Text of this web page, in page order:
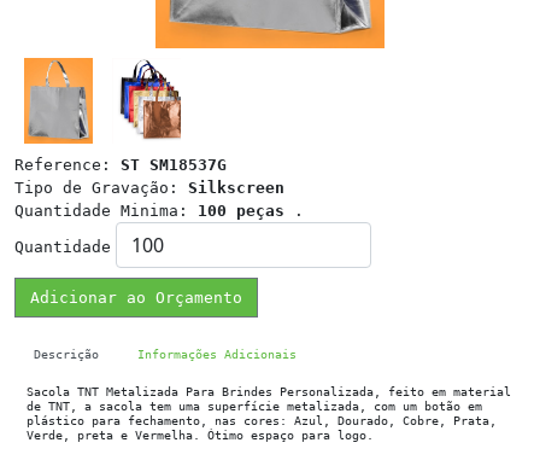
Reference: ST SM18537G
Tipo de Gravação: Silkscreen
Quantidade Minima: 100 peças .
Quantidade
Adicionar ao Orçamento
Descrição Informações Adicionais
Sacola TNT Metalizada Para Brindes Personalizada, feito em material
de TNT, a sacola tem uma superfície metalizada, com um botão em
plástico para fechamento, nas cores: Azul, Dourado, Cobre, Prata,
Verde, preta e Vermelha. Ótimo espaço para logo.